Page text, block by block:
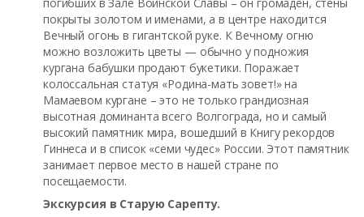
покрыты золотом и именами, а в центре находится
Вечный огонь в гигантской руке. К Вечному огню
можно возложить цветы — обычно у подножия
кургана бабушки продают букетики. Поражает
колоссальная статуя «Родина-мать зовет!» на
Мамаевом кургане – это не только грандиозная
высотная доминанта всего Волгограда, но и самый
высокий памятник мира, вошедший в Книгу рекордов
Гиннеса и в список «семи чудес» России. Этот памятник
занимает первое место в нашей стране по
посещаемости.
Экскурсия в Старую Сарепту.